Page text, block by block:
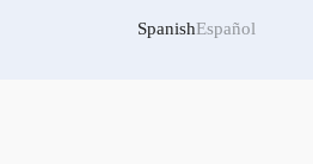
SpanishEspañol